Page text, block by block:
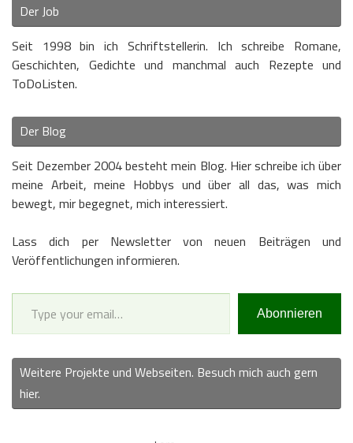
Der Job
Seit 1998 bin ich Schriftstellerin. Ich schreibe Romane,
Geschichten, Gedichte und manchmal auch Rezepte und
ToDoListen.
Der Blog
Seit Dezember 2004 besteht mein Blog. Hier schreibe ich über
meine Arbeit, meine Hobbys und über all das, was mich
bewegt, mir begegnet, mich interessiert.
Lass dich per Newsletter von neuen Beiträgen und
Veröffentlichungen informieren.
Type your email…
Abonnieren
Weitere Projekte und Webseiten. Besuch mich auch gern
hier.